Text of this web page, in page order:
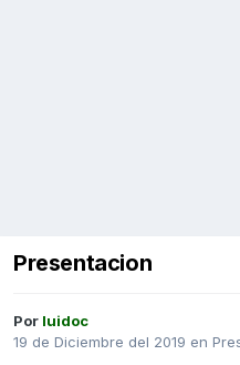
Presentacion
Por luidoc
19 de Diciembre del 2019 en